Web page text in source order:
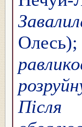
Олесь);
Після